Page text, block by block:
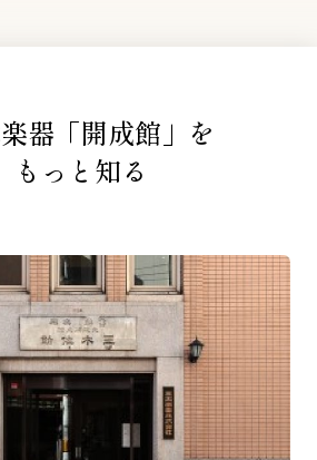
器「開成館」を
もっと知る